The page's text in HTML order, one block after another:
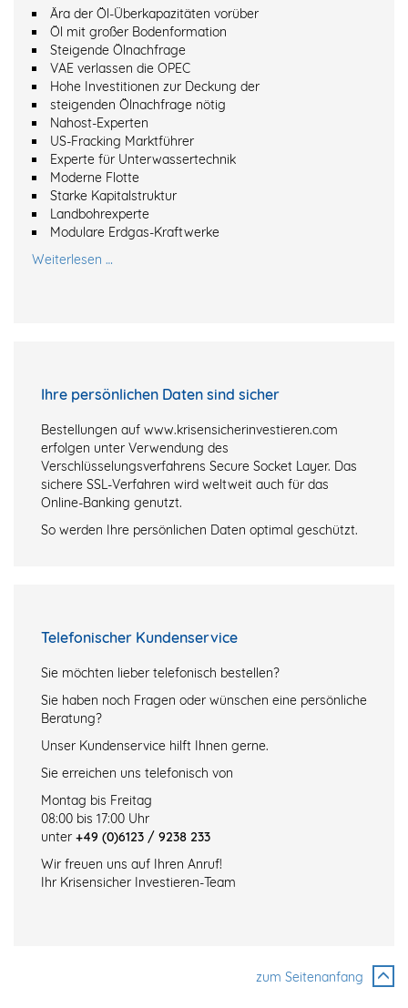
Ära der Öl-Überkapazitäten vorüber
Öl mit großer Bodenformation
Steigende Ölnachfrage
VAE verlassen die OPEC
Hohe Investitionen zur Deckung der
steigenden Ölnachfrage nötig
Nahost-Experten
US-Fracking Marktführer
Experte für Unterwassertechnik
Moderne Flotte
Starke Kapitalstruktur
Landbohrexperte
Modulare Erdgas-Kraftwerke
Weiterlesen …
Ihre persönlichen Daten sind sicher
Bestellungen auf www.krisensicherinvestieren.com
erfolgen unter Verwendung des
Verschlüsselungsverfahrens Secure Socket Layer. Das
sichere SSL-Verfahren wird weltweit auch für das
Online-Banking genutzt.
So werden Ihre persönlichen Daten optimal geschützt.
Telefonischer Kundenservice
Sie möchten lieber telefonisch bestellen?
Sie haben noch Fragen oder wünschen eine persönliche
Beratung?
Unser Kundenservice hilft Ihnen gerne.
Sie erreichen uns telefonisch von
Montag bis Freitag
08:00 bis 17:00 Uhr
unter +49 (0)6123 / 9238 233
Wir freuen uns auf Ihren Anruf!
Ihr Krisensicher Investieren-Team
zum Seitenanfang